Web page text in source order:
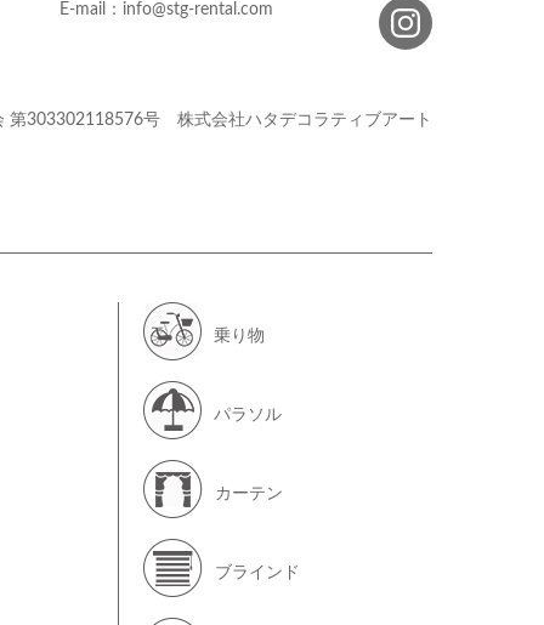
E-mail：info@stg-rental.com
第303302118576号 株式会社ハタデコラティブアート
乗り物
パラソル
カーテン
ブラインド